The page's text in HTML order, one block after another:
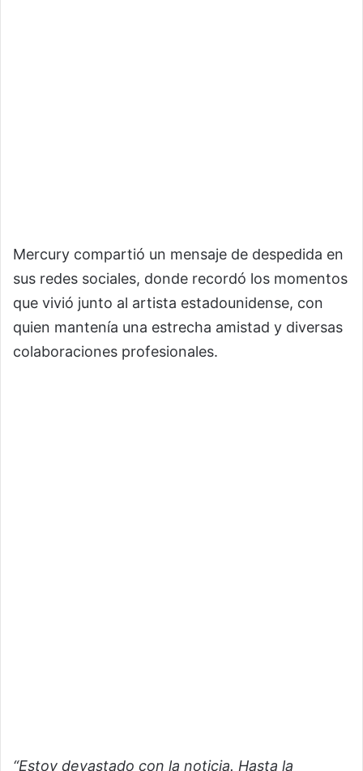
Mercury compartió un mensaje de despedida en
sus redes sociales, donde recordó los momentos
que vivió junto al artista estadounidense, con
quien mantenía una estrecha amistad y diversas
colaboraciones profesionales.
“Estoy devastado con la noticia. Hasta la